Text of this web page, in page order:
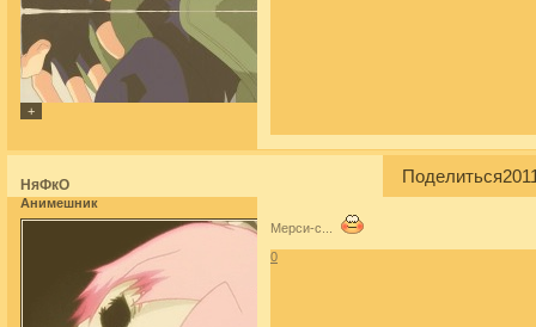
Поделиться
НяФкО
Анимешник
Мерси-с...
0